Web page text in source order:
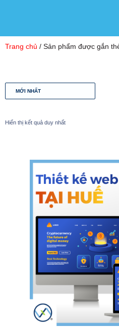
Trang chủ / Sản phẩm được gắn
Hiển thị kết quả duy nhất